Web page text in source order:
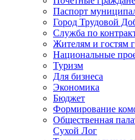
Паспорт
Город Трудовой
Служба по
Жителям и гостям
Национальные
Туризм
Для бизнеса
Экономика
Бюджет
Формирование
Общественная
Сухой Лог